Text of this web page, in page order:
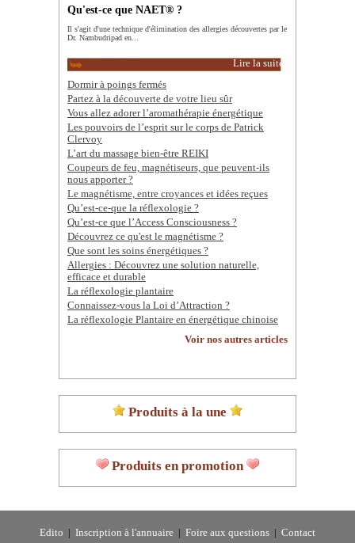
Qu'est-ce que NAET® ?
Il s'agit d'une technique d'élimination des allergies découvertes par le
Dr. Nambudripad en...
Lire la suite
Dormir à poings fermés
Partez à la découverte de votre lieu sûr
Vous allez adorer l’aromathérapie énergétique
Les pouvoirs de l’esprit sur le corps de Patrick
Clervoy
L’art du massage bien-être REIKI
Coupeurs de feu, magnétiseurs, que peuvent-ils
nous apporter ?
Le magnétisme, entre croyances et idées reçues
Qu’est-ce-que la réflexologie ?
Qu’est-ce que l’Access Consciousness ?
Découvrez ce qu'est le magnétisme ?
Que sont les soins énergétiques ?
Allergies : Découvrez une solution naturelle,
efficace et durable
La réflexologie plantaire
Connaissez-vous la Loi d’Attraction ?
La réflexologie Plantaire en énergétique chinoise
Voir nos autres articles
Produits à la une
Produits en promotion
Edito Inscription à l'annuaire Foire aux questions Contact